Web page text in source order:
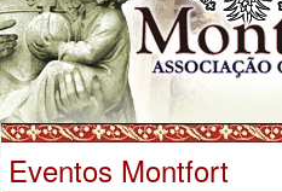
Eventos Montfort